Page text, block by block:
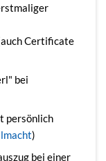
Certificate
bei
persönlich
)
bei einer